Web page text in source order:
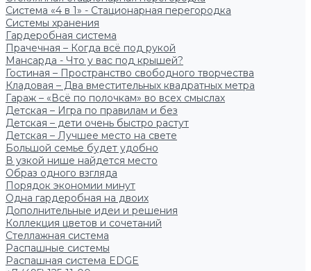
Система «4 в 1» - Стационарная перегородка
Системы хранения
Гардеробная система
Прачечная – Когда всё под рукой
Мансарда - Что у вас под крышей?
Гостиная – Пространство свободного творчества
Кладовая – Два вместительных квадратных метра
Гараж – «Всё по полочкам» во всех смыслах
Детская – Игра по правилам и без
Детская – дети очень быстро растут
Детская – Лучшее место на свете
Большой семье будет удобно
В узкой нише найдется место
Образ одного взгляда
Порядок экономии минут
Одна гардеробная на двоих
Дополнительные идеи и решения
Коллекция цветов и сочетаний
Стеллажная система
Распашные системы
Распашная система EDGE